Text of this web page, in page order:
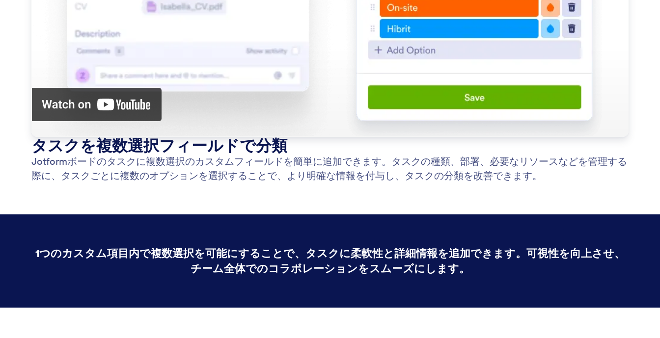
タスクを複数選択フィールドで分類
Jotformボードのタスクに複数選択のカスタムフィールドを簡単に追加できます。タスクの種類、部署、必要なリソースなどを管理する
際に、タスクごとに複数のオプションを選択することで、より明確な情報を付与し、タスクの分類を改善できます。
1つのカスタム項目内で複数選択を可能にすることで、タスクに柔軟性と詳細情報を追加できます。可視性を向上させ、
チーム全体でのコラボレーションをスムーズにします。